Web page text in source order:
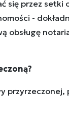
przez
-
obsługę